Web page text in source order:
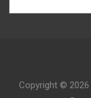
Copyright © 2026